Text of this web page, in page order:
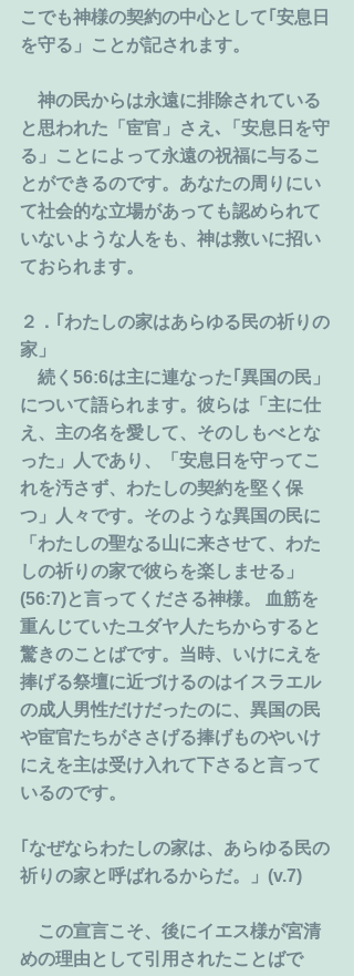
こでも神様の契約の中心として｢安息日
を守る」ことが記されます。
神の民からは永遠に排除されている
と思われた「宦官」さえ､「安息日を守
る」ことによって永遠の祝福に与るこ
とができるのです。あなたの周りにい
て社会的な立場があっても認められて
いないような人をも、神は救いに招い
ておられます。
２．｢わたしの家はあらゆる民の祈りの
家」
続く56:6は主に連なった｢異国の民」
について語られます。彼らは「主に仕
え、主の名を愛して、そのしもべとな
った」人であり、「安息日を守ってこ
れを汚さず、わたしの契約を堅く保
つ」人々です。そのような異国の民に
「わたしの聖なる山に来させて、わた
しの祈りの家で彼らを楽しませる」
(56:7)と言ってくださる神様。 血筋を
重んじていたユダヤ人たちからすると
驚きのことばです。当時、いけにえを
捧げる祭壇に近づけるのはイスラエル
の成人男性だけだったのに、異国の民
や宦官たちがささげる捧げものやいけ
にえを主は受け入れて下さると言って
いるのです。
｢なぜならわたしの家は、あらゆる民の
祈りの家と呼ばれるからだ。」(v.7)
この宣言こそ、後にイエス様が宮清
めの理由として引用されたことばで